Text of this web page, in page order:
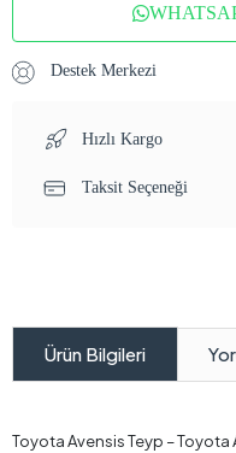
Destek Merkezi
Hızlı Kargo
Taksit Seçeneği
Ürün Bilgileri
Toyota Avensis Teyp –